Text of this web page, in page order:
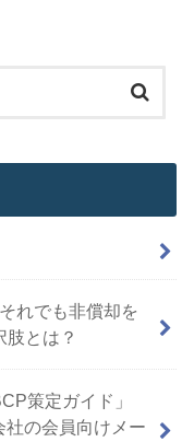
れでも非償却を
とは？
策定ガイド」
の会員向けメー